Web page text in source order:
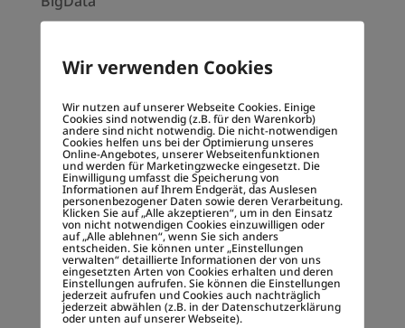
City Outlet
Create impact
Customer Journey
Decentralized society
Dezentralen Gesellschaft
Digitale Empathie
Digitale Gesellschaft
Disruption
Wir verwenden Cookies
Wir nutzen auf unserer Webseite Cookies. Einige
Cookies sind notwendig (z.B. für den Warenkorb)
andere sind nicht notwendig. Die nicht-notwendigen
Cookies helfen uns bei der Optimierung unseres
Online-Angebotes, unserer Webseitenfunktionen
und werden für Marketingzwecke eingesetzt. Die
Einwilligung umfasst die Speicherung von
Informationen auf Ihrem Endgerät, das Auslesen
personenbezogener Daten sowie deren Verarbeitung.
Klicken Sie auf „Alle akzeptieren“, um in den Einsatz
von nicht notwendigen Cookies einzuwilligen oder
auf „Alle ablehnen“, wenn Sie sich anders
entscheiden. Sie können unter „Einstellungen
verwalten“ detaillierte Informationen der von uns
eingesetzten Arten von Cookies erhalten und deren
Einstellungen aufrufen. Sie können die Einstellungen
jederzeit aufrufen und Cookies auch nachträglich
jederzeit abwählen (z.B. in der Datenschutzerklärung
oder unten auf unserer Webseite).